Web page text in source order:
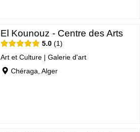
El Kounouz - Centre des Arts
5.0
1
Art et Culture |Galerie d'art
Chéraga, Alger